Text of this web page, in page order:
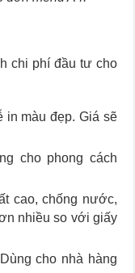
chi phí đầu tư cho
in màu đẹp. Giá sẽ
cho phong cách
cao, chống nước,
nhiều so với giấy
Dùng cho nhà hàng